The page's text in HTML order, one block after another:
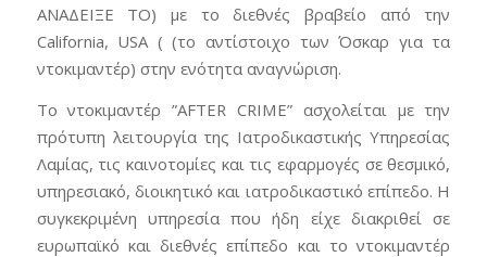
ΑΝΑΔΕΙΞΕ ΤΟ) με το διεθνές βραβείο από την
California, USA ( (το αντίστοιχο των Όσκαρ για τα
ντοκιμαντέρ) στην ενότητα αναγνώριση.
To ντοκιμαντέρ ”AFTER CRIME” ασχολείται με την
πρότυπη λειτουργία της Ιατροδικαστικής Υπηρεσίας
Λαμίας, τις καινοτομίες και τις εφαρμογές σε θεσμικό,
υπηρεσιακό, διοικητικό και ιατροδικαστικό επίπεδο. Η
συγκεκριμένη υπηρεσία που ήδη είχε διακριθεί σε
ευρωπαϊκό και διεθνές επίπεδο και το ντοκιμαντέρ